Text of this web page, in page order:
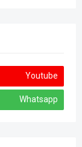
Youtube
Whatsapp